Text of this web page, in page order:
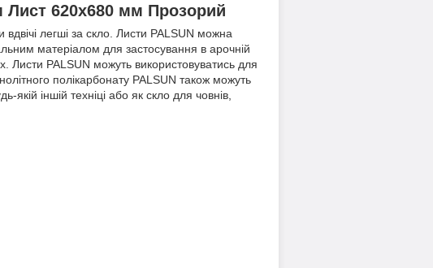
Лист 620x680 мм Прозорий
легші за скло. Листи PALSUN можна
матеріалом для застосування в арочній
Листи PALSUN можуть використовуватись для
полікарбонату PALSUN також можуть
іншій техніці або як скло для човнів,